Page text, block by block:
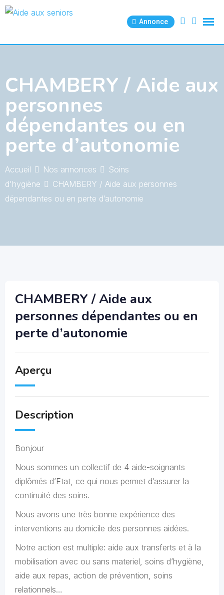
Skip
Annonce
CHAMBERY / Aide aux
personnes
dépendantes ou en
perte d’autonomie
Accueil Nos annonces
Soins
d'hygiène
CHAMBERY / Aide aux personnes
dépendantes ou en perte d’autonomie
CHAMBERY / Aide aux
personnes dépendantes ou en
perte d’autonomie
Aperçu
Description
Bonjour
Nous sommes un collectif de 4 aide-soignants
diplômés d’Etat, ce qui nous permet d’assurer la
continuité des soins.
Nous avons une très bonne expérience des
interventions au domicile des personnes aidées.
Notre action est multiple: aide aux transferts et à la
mobilisation avec ou sans materiel, soins d’hygiène,
aide aux repas, action de prévention, soins
relationnels…